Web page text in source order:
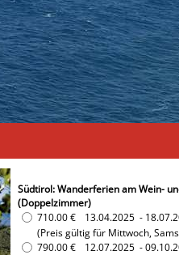
Südtirol: Wanderferien am Wein-
(Doppelzimmer)
710.00 €
13.04.2025 -
(Preis gültig für Mittwoch,
790.00 €
12.07.2025 -